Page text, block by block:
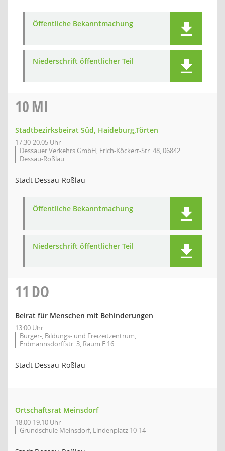
Öffentliche Bekanntmachung
Niederschrift öffentlicher Teil
10MI
Stadtbezirksbeirat Süd, Haideburg,Törten
17:30-20:05 Uhr
Dessauer Verkehrs GmbH, Erich-Köckert-Str. 48, 06842
Dessau-Roßlau
Stadt Dessau-Roßlau
Öffentliche Bekanntmachung
Niederschrift öffentlicher Teil
11 DO
Beirat für Menschen mit Behinderungen
13:00 Uhr
Bürger-, Bildungs- und Freizeitzentrum,
Erdmannsdorffstr. 3, Raum E 16
Stadt Dessau-Roßlau
Ortschaftsrat Meinsdorf
18:00-19:10 Uhr
Grundschule Meinsdorf, Lindenplatz 10-14